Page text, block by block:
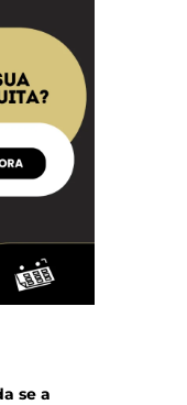
se a